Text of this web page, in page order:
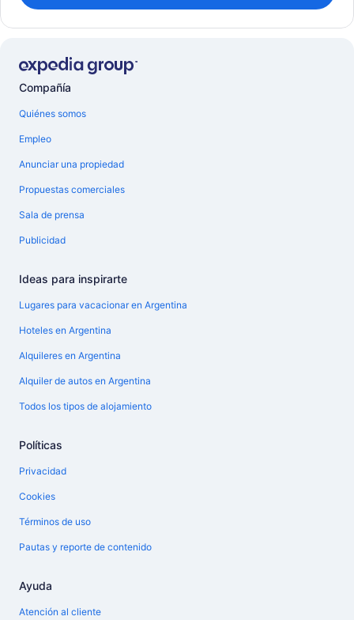
Compañía
Quiénes somos
Empleo
Anunciar una propiedad
Propuestas comerciales
Sala de prensa
Publicidad
Ideas para inspirarte
Lugares para vacacionar en Argentina
Hoteles en Argentina
Alquileres en Argentina
Alquiler de autos en Argentina
Todos los tipos de alojamiento
Políticas
Privacidad
Cookies
Términos de uso
Pautas y reporte de contenido
Ayuda
Atención al cliente